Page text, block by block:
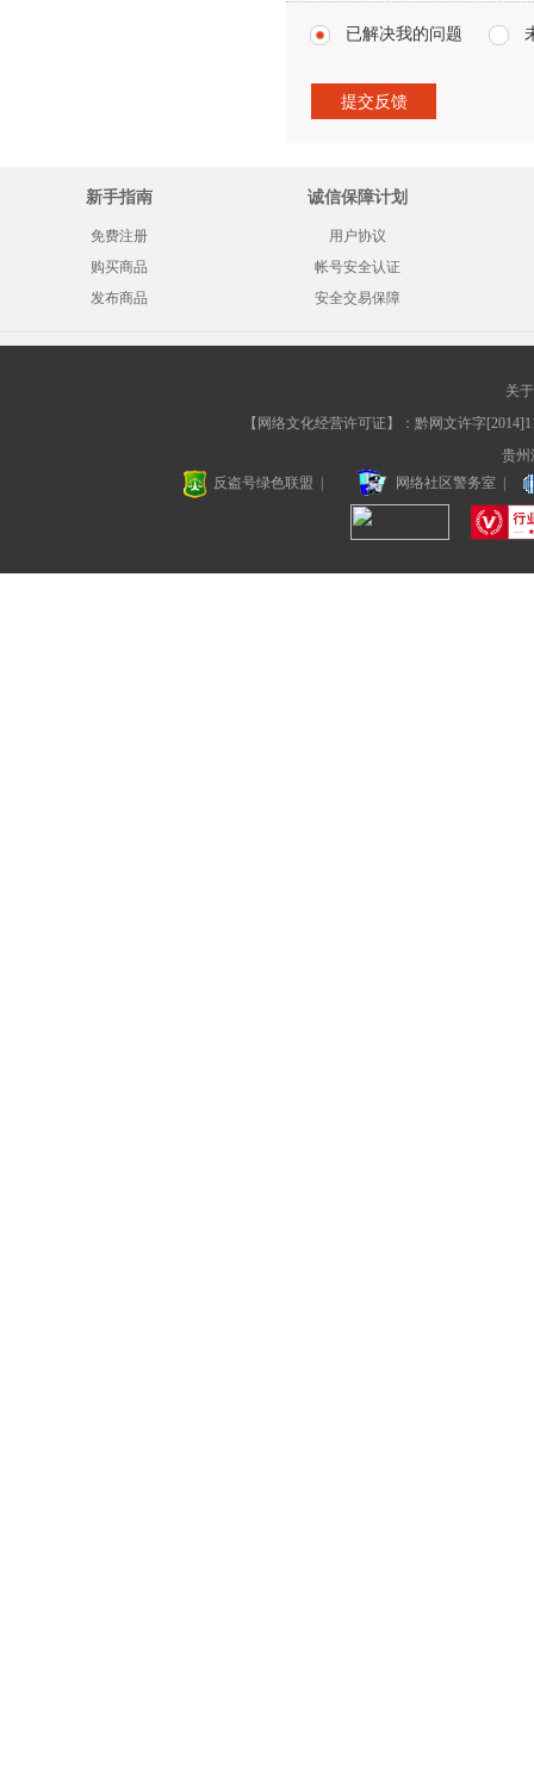
已解决我的问题
提交反馈
新手指南
免费注册
购买商品
发布商品
诚信保障计划
用户协议
帐号安全认证
安全交易保障
关
【网络文化经营许可证】：黔网文许字
贵州
反盗号绿色联盟 | 网络社区警务室 |